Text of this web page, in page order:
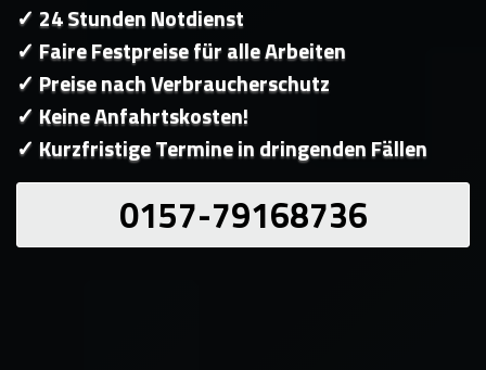
✓ 24 Stunden Notdienst
✓ Faire Festpreise für alle Arbeiten
✓ Preise nach Verbraucherschutz
✓ Keine Anfahrtskosten!
✓ Kurzfristige Termine in dringenden Fällen
0157-79168736